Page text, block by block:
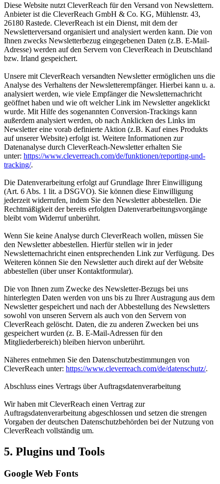
Diese Website nutzt CleverReach für den Versand von Newslettern.
Anbieter ist die CleverReach GmbH & Co. KG, Mühlenstr. 43,
26180 Rastede. CleverReach ist ein Dienst, mit dem der
Newsletterversand organisiert und analysiert werden kann. Die von
Ihnen zwecks Newsletterbezug eingegebenen Daten (z.B. E-Mail-
Adresse) werden auf den Servern von CleverReach in Deutschland
bzw. Irland gespeichert.
Unsere mit CleverReach versandten Newsletter ermöglichen uns die
Analyse des Verhaltens der Newsletterempfänger. Hierbei kann u. a.
analysiert werden, wie viele Empfänger die Newsletternachricht
geöffnet haben und wie oft welcher Link im Newsletter angeklickt
wurde. Mit Hilfe des sogenannten Conversion-Trackings kann
außerdem analysiert werden, ob nach Anklicken des Links im
Newsletter eine vorab definierte Aktion (z.B. Kauf eines Produkts
auf unserer Website) erfolgt ist. Weitere Informationen zur
Datenanalyse durch CleverReach-Newsletter erhalten Sie
unter: https://www.cleverreach.com/de/funktionen/reporting-und-
tracking/.
Die Datenverarbeitung erfolgt auf Grundlage Ihrer Einwilligung
(Art. 6 Abs. 1 lit. a DSGVO). Sie können diese Einwilligung
jederzeit widerrufen, indem Sie den Newsletter abbestellen. Die
Rechtmäßigkeit der bereits erfolgten Datenverarbeitungsvorgänge
bleibt vom Widerruf unberührt.
Wenn Sie keine Analyse durch CleverReach wollen, müssen Sie
den Newsletter abbestellen. Hierfür stellen wir in jeder
Newsletternachricht einen entsprechenden Link zur Verfügung. Des
Weiteren können Sie den Newsletter auch direkt auf der Website
abbestellen (über unser Kontaktformular).
Die von Ihnen zum Zwecke des Newsletter-Bezugs bei uns
hinterlegten Daten werden von uns bis zu Ihrer Austragung aus dem
Newsletter gespeichert und nach der Abbestellung des Newsletters
sowohl von unseren Servern als auch von den Servern von
CleverReach gelöscht. Daten, die zu anderen Zwecken bei uns
gespeichert wurden (z. B. E-Mail-Adressen für den
Mitgliederbereich) bleiben hiervon unberührt.
Näheres entnehmen Sie den Datenschutzbestimmungen von
CleverReach unter: https://www.cleverreach.com/de/datenschutz/.
Abschluss eines Vertrags über Auftragsdatenverarbeitung
Wir haben mit CleverReach einen Vertrag zur
Auftragsdatenverarbeitung abgeschlossen und setzen die strengen
Vorgaben der deutschen Datenschutzbehörden bei der Nutzung von
CleverReach vollständig um.
5. Plugins und Tools
Google Web Fonts